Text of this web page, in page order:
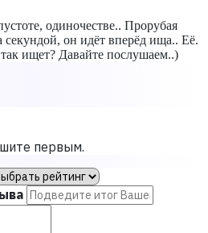
одиночестве.. Прорубая
секундой, он идёт вперёд ища.. Её.
ищет? Давайте послушаем..)
первым.